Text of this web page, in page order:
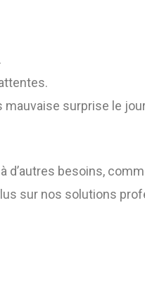
surprise le
d’autres besoins,
sur nos solutions